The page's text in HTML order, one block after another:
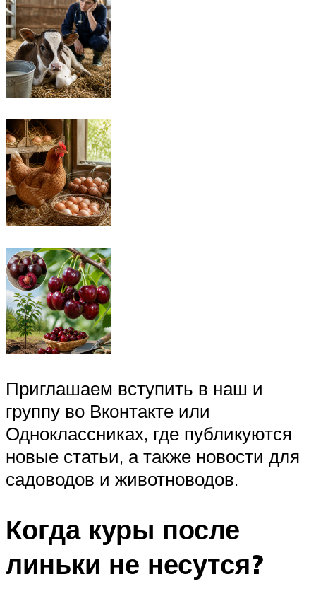
Приглашаем вступить в наш и
группу во Вконтакте или
Одноклассниках, где публикуются
новые статьи, а также новости для
садоводов и животноводов.
Когда куры после
линьки не несутся?